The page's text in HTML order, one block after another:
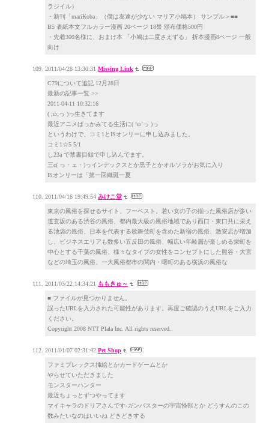
ラジイル）
・新刊「mariKoba」（僕は友達が少ない マリア小鳩本） サンプル＞■■
B5 表紙本文フルカラー漫画 20ページ 18禁 頒布価格500円
・先着300名様に、おまけ本 「小鳩は二度さえずる」 折本漫画8ページ 一般
向け
2011/04/28 13:30:31 Missing Link
C79について追記 12月28日
最新の記事一覧 >>
2011-04-11 10:32:16
( ;ω;っ )っ生きてます
最近アニメばっかみてる生活に( ’ω’っ )っ
というわけで、コミ1とISオンリーに申し込みました。
コミ1☆5 5/1
し23a で禁書目録で申し込んでます。
三c( っ・ェ・)っインデックスとか黒子とかオルソラがお気に入り
ISオンリーは「第一回織斑一夏
2011/04/16 19:49:54 みけこ堂
東京の風俗を探せるサイト、フーベスト。若い女の子の揃った風俗店が多い
道玄坂のある渋谷の風俗、都内最大級の風俗地域であり西口・東口共に栄え
る池袋の風俗、日本を代表する歌舞伎町を含めた新宿の風俗、激安店が増加
し、ビジネスエリアも数多い五反田の風俗、幅広い年齢層が楽しめる栄町を
中心とする千葉の風俗、様々なタイプの女性をコンセプトにした熊谷・大宮
などの埼玉の風俗、一大風俗都市の関内・曙町のある横浜の風俗な
2011/03/22 14:34:21 ももきゅ～
■ ファイルが見つかりません。
誤ったURLを入力された可能性があります。再度ご確認のうえURLをご入力
ください。
Copyright 2008 NTT Plala Inc. All rights reserved.
2011/01/07 02:31:42 Pet Shop
ファミプレックス挿絵とかカードゲームとか
やらせていただきました
モンスターハンター
最近ちょっとずつやってます
マイキャラのドリアさんです-ガンバスターの宇宙怪獣とか どうすんのこの
数みたいなのはいいね どきどきする